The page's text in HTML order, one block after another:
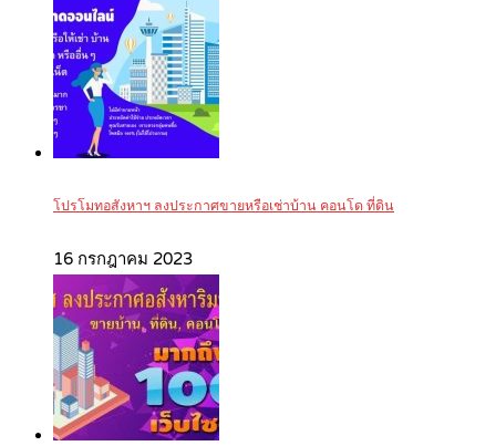
โปรโมทอสังหาฯ ลงประกาศขายหรือเช่าบ้าน คอนโด ที่ดิน
16 กรกฎาคม 2023